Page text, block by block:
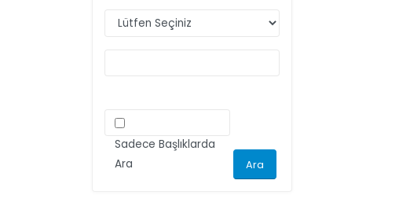
makalelerini düzenlemeleri önemle rica olunur.
Sadece Başlıklarda
Ara